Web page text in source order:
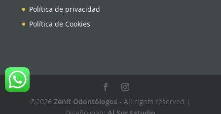
Política de privacidad
Política de Cookies
©2026Zenit Odontólogos - All rights reserved |